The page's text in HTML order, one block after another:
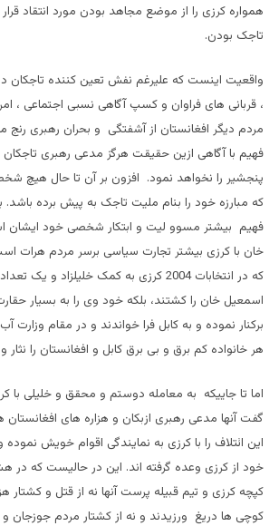
همواره کرزی را از موضع مجاهد بودن مورد انتقاد
تاجک بودن.
واقعیت اینست که علیرغم نفش تعین کننده تاجکان
، قربانی های فراوان و کسپ آگاهی نسبی اجتماعی ،
مردم دیگر افغانستان از آشفتگی و بحران رهبری رنج
فهیم با آگاهی ازین حقیقت هرگز مدعی رهبری تاجکان
پنجشیر را نخواهد نمود. افزون بر آن تا حال هیچ
که مبارزه خود را بنام ملیت تاجک به پیش برده باشد.
فهیم بیشتر مسوو لیت و ابتکار شخصی خود ایشان
خان با کرزی بیشتر تجارت سیاسی برسر مردم هرات
که در انتخابات 2004 کرزی به کمک خلیلزاد
اسمعیل خان را کشتند، بلکه خود وی را به بسیار
برکنار نموده و به کابل فرا خواندند و در مقام
هر خانواده کم برق و بی برق کابل و افغانستان را نثار
اما تا جاییکه به معامله دوستم و محقق و خلیلی با
گفت آنها مدعی رهبری ازبکان و هزاره های افغانستان
این ائتلاف را با کرزی به نمایندگی اقوام خویش نموده
خود از کرزی وعده گرفته اند. این در حالیست که در
کپچه کرزی و تیم قبیله پرست آنها نه از قتل و
کوچی ها دریغ ورزیدند و نه از کشتار مردم جوزجان و